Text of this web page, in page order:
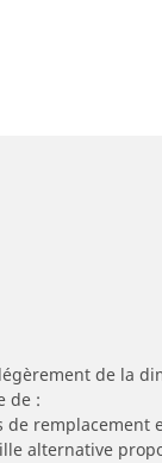
de la
de :
alternative